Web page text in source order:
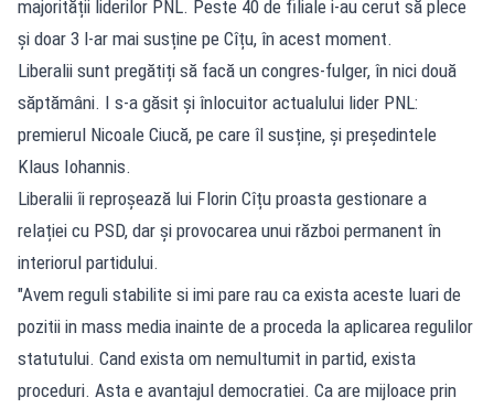
majorității liderilor PNL. Peste 40 de filiale i-au cerut să plece
și doar 3 l-ar mai susține pe Cîțu, în acest moment.
Liberalii sunt pregătiți să facă un congres-fulger, în nici două
săptămâni. I s-a găsit și înlocuitor actualului lider PNL:
premierul Nicoale Ciucă, pe care îl susține, și președintele
Klaus Iohannis.
Liberalii îi reproșează lui Florin Cîțu proasta gestionare a
relației cu PSD, dar și provocarea unui război permanent în
interiorul partidului.
"Avem reguli stabilite si imi pare rau ca exista aceste luari de
pozitii in mass media inainte de a proceda la aplicarea regulilor
statutului. Cand exista om nemultumit in partid, exista
proceduri. Asta e avantajul democratiei. Ca are mijloace prin